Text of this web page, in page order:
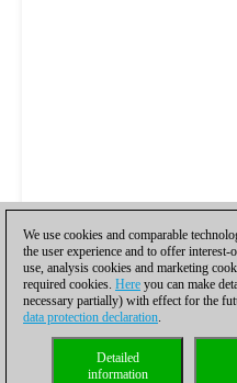
We use cookies and comparable
the user experience and to offer
use, analysis cookies and marketing
required cookies. Here you can make
necessary partially) with effect for the
data protection declaration.
Detailed
information